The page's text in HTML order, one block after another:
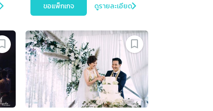
ขอแพ็กเกจ ดูรายละเอียด